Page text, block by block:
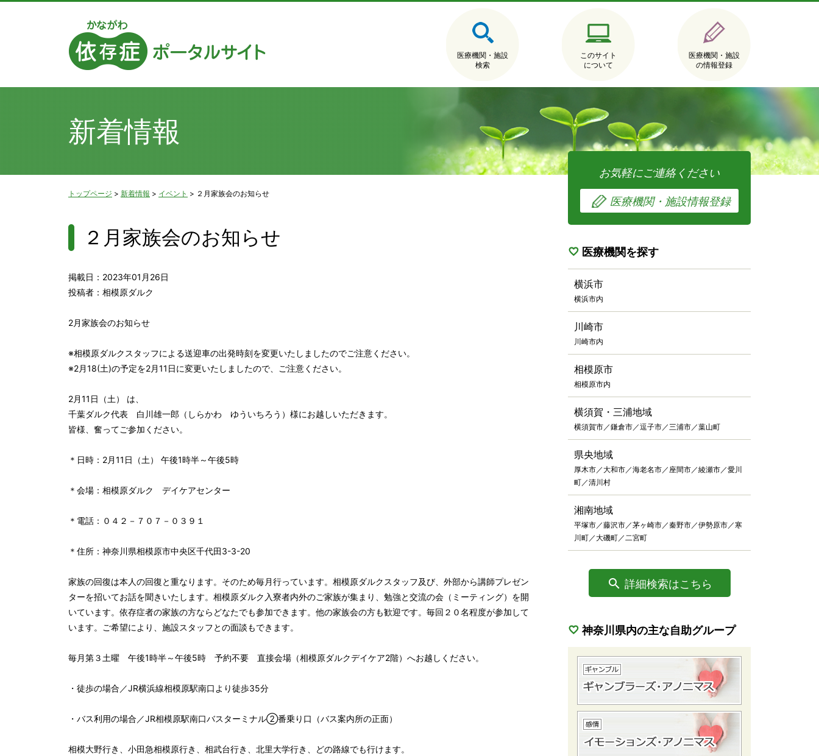
医療機関・施設
検索
このサイト
について
医療機関・施設
の情報登録
新着情報
トップページ > 新着情報 > イベント > ２月家族会のお知らせ
２月家族会のお知らせ
掲載日：2023年01月26日
投稿者：相模原ダルク
2月家族会のお知らせ
※相模原ダルクスタッフによる送迎車の出発時刻を変更いたしましたのでご注意ください。
※2月18(土)の予定を2月11日に変更いたしましたので、ご注意ください。
2月11日（土） は、
千葉ダルク代表　白川雄一郎（しらかわ　ゆういちろう）様にお越しいただきます。
皆様、奮ってご参加ください。
＊日時：2月11日（土） 午後1時半～午後5時
＊会場：相模原ダルク　デイケアセンター
＊電話：０４２－７０７－０３９１
＊住所：神奈川県相模原市中央区千代田3-3-20
家族の回復は本人の回復と重なります。そのため毎月行っています。相模原ダルクスタッフ及び、外部から講師プレゼン
ターを招いてお話を聞きいたします。相模原ダルク入寮者内外のご家族が集まり、勉強と交流の会（ミーティング）を開
いています。依存症者の家族の方ならどなたでも参加できます。他の家族会の方も歓迎です。毎回２０名程度が参加して
います。ご希望により、施設スタッフとの面談もできます。
毎月第３土曜　午後1時半～午後5時　予約不要　直接会場（相模原ダルクデイケア2階）へお越しください。
・徒歩の場合／JR横浜線相模原駅南口より徒歩35分
・バス利用の場合／JR相模原駅南口バスターミナル②番乗り口（バス案内所の正面）
相模大野行き、小田急相模原行き、相武台行き、北里大学行き、どの路線でも行けます。
お気軽にご連絡ください
医療機関・施設情報登録
医療機関を探す
横浜市
横浜市内
川崎市
川崎市内
相模原市
相模原市内
横須賀・三浦地域
横須賀市／鎌倉市／逗子市／三浦市／葉山町
県央地域
厚木市／大和市／海老名市／座間市／綾瀬市／愛川
町／清川村
湘南地域
平塚市／藤沢市／茅ヶ崎市／秦野市／伊勢原市／寒
川町／大磯町／二宮町
詳細検索はこちら
神奈川県内の主な自助グループ